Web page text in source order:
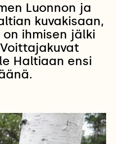
Luonnon ja
kuvakisaan,
ihmisen jälki
Haltiaan ensi